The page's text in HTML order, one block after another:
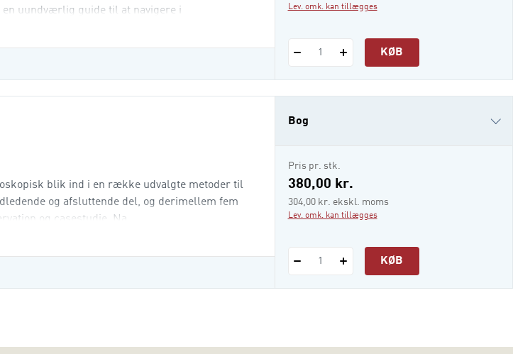
uundværlig guide til at navigere i
Lev. omk. kan tillægges
1 KØB
blik ind i en række udvalgte metoder til
og afsluttende del, og derimellem fem
og casestudie. Na
Bog
i-bog
Pris pr. stk.
380,00 kr.
304,00 kr. ekskl. moms
Lev. omk. kan tillægges
1 KØB